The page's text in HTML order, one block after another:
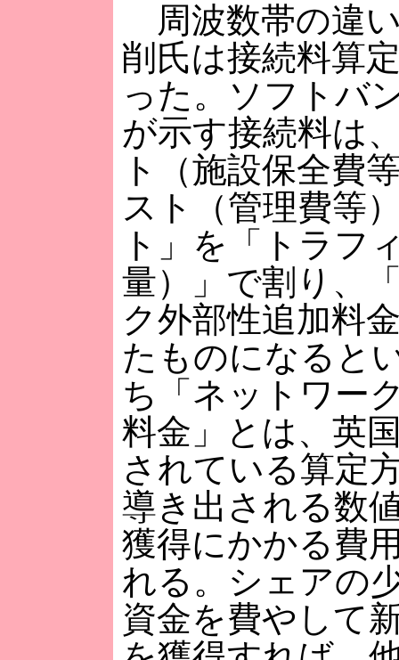
周波数帯の違
削氏は接続料算
った。ソフトバ
が示す接続料は
ト（施設保全費
スト（管理費等
ト」を「トラフ
量）」で割り、
ク外部性追加料
たものになると
ち「ネットワー
料金」とは、英
されている算定
導き出される数
獲得にかかる費
れる。シェアの
資金を費やして